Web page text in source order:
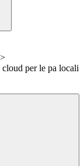
>
per le pa locali